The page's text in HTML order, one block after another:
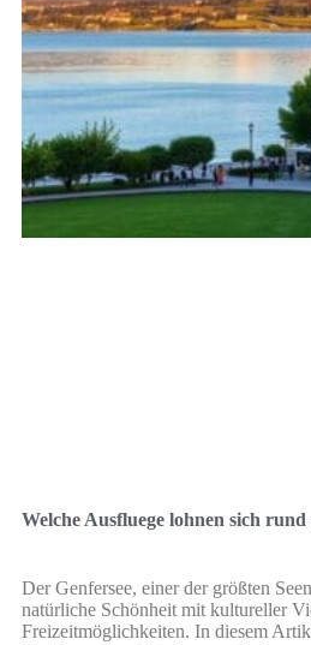
Welche Ausfluege lohnen sich rund
Der Genfersee, einer der größten
natürliche Schönheit mit kultureller
Freizeitmöglichkeiten. In diesem